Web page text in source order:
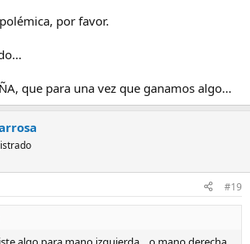
Mari no tenía una intención en especial,
de marras, frase con la que yo desde luego
ahí están escritos los mensajes si es que aún
farruco" lo dije porque aunque se
en la variación citada, la mano izquierda
por favor.
que para una vez que ganamos algo...
#19